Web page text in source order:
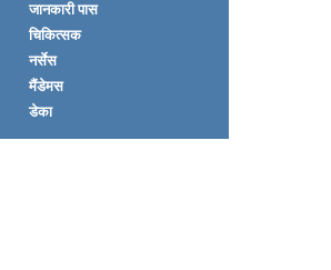
जानकारी पास
चिकित्सक
नर्सेस
मैंडेमस
डेका